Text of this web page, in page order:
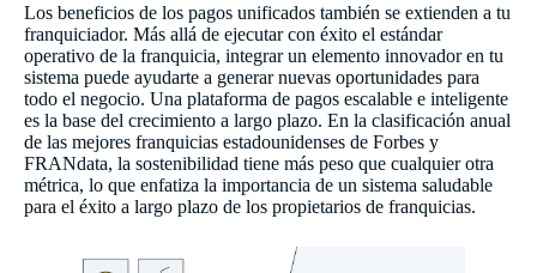
Los beneficios de los pagos unificados también se extienden a tu
franquiciador. Más allá de ejecutar con éxito el estándar
operativo de la franquicia, integrar un elemento innovador en tu
sistema puede ayudarte a generar nuevas oportunidades para
todo el negocio. Una plataforma de pagos escalable e inteligente
es la base del crecimiento a largo plazo. En la clasificación anual
de las mejores franquicias estadounidenses de Forbes y
FRANdata, la sostenibilidad tiene más peso que cualquier otra
métrica, lo que enfatiza la importancia de un sistema saludable
para el éxito a largo plazo de los propietarios de franquicias.